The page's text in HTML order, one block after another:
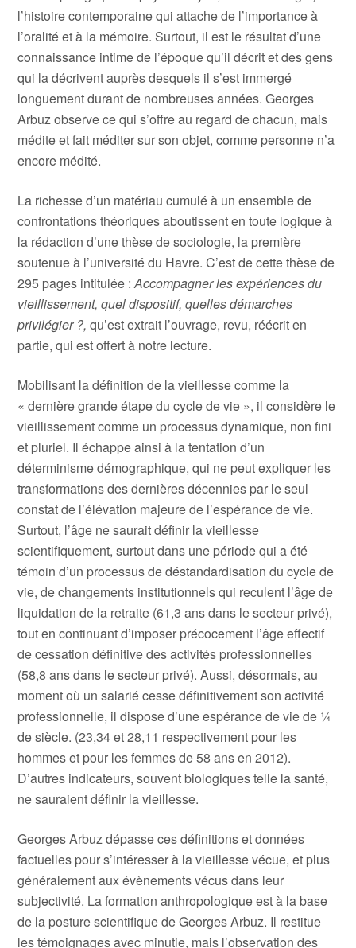
l’histoire contemporaine qui attache de l’importance à
l’oralité et à la mémoire. Surtout, il est le résultat d’une
connaissance intime de l’époque qu’il décrit et des gens
qui la décrivent auprès desquels il s’est immergé
longuement durant de nombreuses années. Georges
Arbuz observe ce qui s’offre au regard de chacun, mais
médite et fait méditer sur son objet, comme personne n’a
encore médité.
La richesse d’un matériau cumulé à un ensemble de
confrontations théoriques aboutissent en toute logique à
la rédaction d’une thèse de sociologie, la première
soutenue à l’université du Havre. C’est de cette thèse de
295 pages intitulée :Accompagner les expériences du
vieillissement, quel dispositif, quelles démarches
privilégier ?,qu’est extrait l’ouvrage, revu, réécrit en
partie, qui est offert à notre lecture.
Mobilisant la définition de la vieillesse comme la
« dernière grande étape du cycle de vie », il considère le
vieillissement comme un processus dynamique, non fini
et pluriel. Il échappe ainsi à la tentation d’un
déterminisme démographique, qui ne peut expliquer les
transformations des dernières décennies par le seul
constat de l’élévation majeure de l’espérance de vie.
Surtout, l’âge ne saurait définir la vieillesse
scientifiquement, surtout dans une période qui a été
témoin d’un processus de déstandardisation du cycle de
vie, de changements institutionnels qui reculent l’âge de
liquidation de la retraite (61,3 ans dans le secteur privé),
tout en continuant d’imposer précocement l’âge effectif
de cessation définitive des activités professionnelles
(58,8 ans dans le secteur privé). Aussi, désormais, au
moment où un salarié cesse définitivement son activité
professionnelle, il dispose d’une espérance de vie de ¼
de siècle. (23,34 et 28,11 respectivement pour les
hommes et pour les femmes de 58 ans en 2012).
D’autres indicateurs, souvent biologiques telle la santé,
ne sauraient définir la vieillesse.
Georges Arbuz dépasse ces définitions et données
factuelles pour s’intéresser à la vieillesse vécue, et plus
généralement aux évènements vécus dans leur
subjectivité. La formation anthropologique est à la base
de la posture scientifique de Georges Arbuz. Il restitue
les témoignages avec minutie, mais l’observation des